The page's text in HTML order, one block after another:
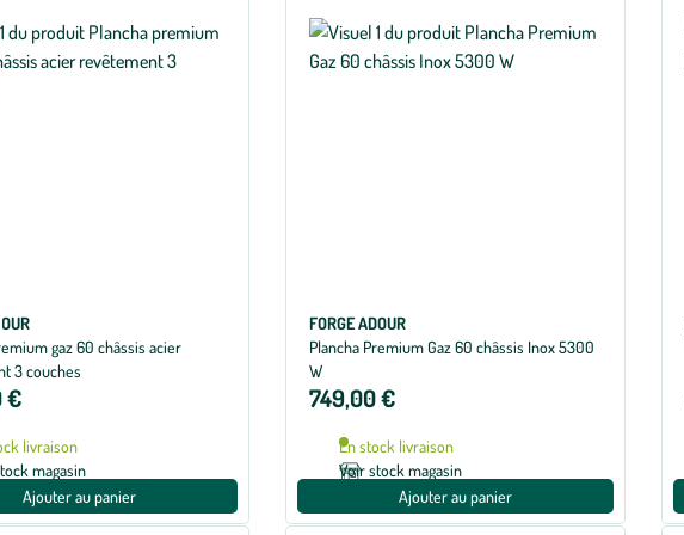
gaz 60 châssis acier
3 couches
€
livraison
magasin
Ajouter au panier
FORGE ADOUR
Plancha Premium Gaz 60 châssis Inox 5300
W
749,00 €
En stock livraison
Voir stock magasin
Ajouter au panier